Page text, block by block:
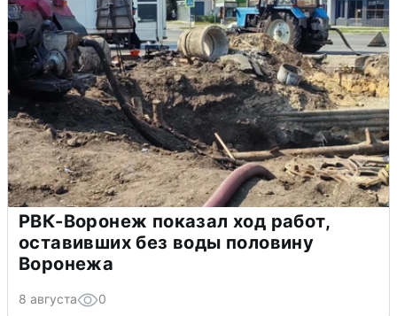
РВК-Воронеж показал ход работ,
оставивших без воды половину
Воронежа
8 августа 0